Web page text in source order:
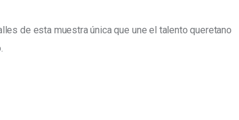
de esta muestra única que une el talento queretano